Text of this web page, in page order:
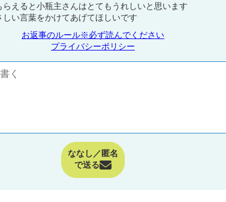
らえると小瓶主さんはとてもうれしいと思います
しい言葉をかけてあげてほしいです
お返事のルール※必ず読んでください
プライバシーポリシー
ななし／匿名
で送る